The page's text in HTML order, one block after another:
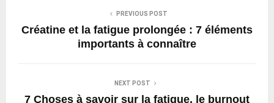
PREVIOUS POST
Créatine et la fatigue prolongée : 7 éléments
importants à connaître
NEXT POST
7 Choses à savoir sur la fatigue, le burnout